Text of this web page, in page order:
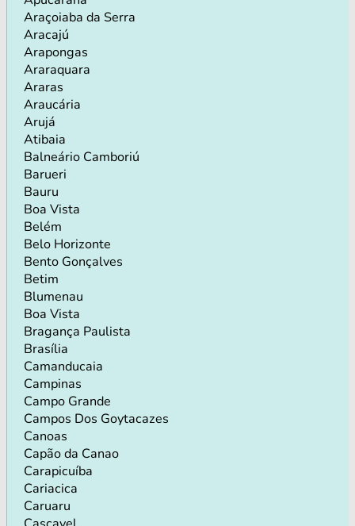
Araçoiaba da Serra
Aracajú
Arapongas
Araraquara
Araras
Araucária
Arujá
Atibaia
Balneário Camboriú
Barueri
Bauru
Boa Vista
Belém
Belo Horizonte
Bento Gonçalves
Betim
Blumenau
Boa Vista
Bragança Paulista
Brasília
Camanducaia
Campinas
Campo Grande
Campos Dos Goytacazes
Canoas
Capão da Canao
Carapicuíba
Cariacica
Caruaru